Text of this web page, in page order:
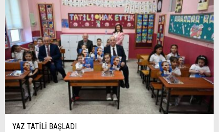
YAZ TATİLİ BAŞLADI